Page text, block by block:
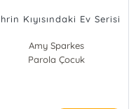
Kıyısındaki Ev Serisi
Amy Sparkes
Parola Çocuk